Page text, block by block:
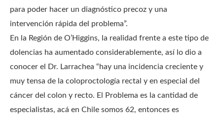
para poder hacer un diagnóstico precoz y una
intervención rápida del problema”.
En la Región de O’Higgins, la realidad frente a este tipo de
dolencias ha aumentado considerablemente, así lo dio a
conocer el Dr. Larrachea “hay una incidencia creciente y
muy tensa de la coloproctología rectal y en especial del
cáncer del colon y recto. El Problema es la cantidad de
especialistas, acá en Chile somos 62, entonces es